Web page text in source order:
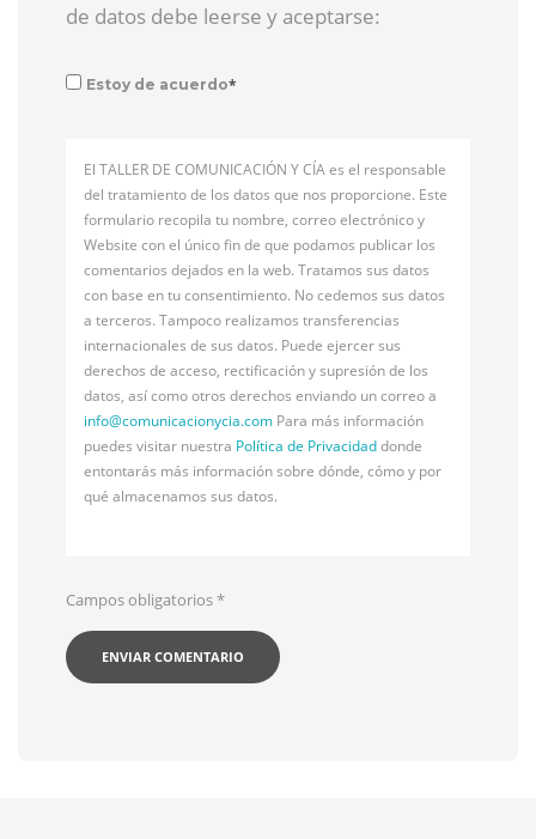
de datos debe leerse y aceptarse:
Estoy de acuerdo*
El TALLER DE COMUNICACIÓN Y CÍA es el responsable
del tratamiento de los datos que nos proporcione. Este
formulario recopila tu nombre, correo electrónico y
Website con el único fin de que podamos publicar los
comentarios dejados en la web. Tratamos sus datos
con base en tu consentimiento. No cedemos sus datos
a terceros. Tampoco realizamos transferencias
internacionales de sus datos. Puede ejercer sus
derechos de acceso, rectificación y supresión de los
datos, así como otros derechos enviando un correo a
info@comunicacionycia.com Para más información
puedes visitar nuestra Política de Privacidaddonde
entontarás más información sobre dónde, cómo y por
qué almacenamos sus datos.
Campos obligatorios*